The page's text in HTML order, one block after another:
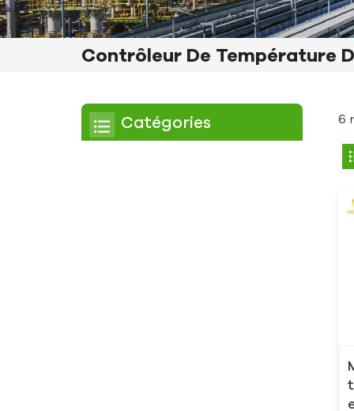
Contrôleur De Température
6
Catégories